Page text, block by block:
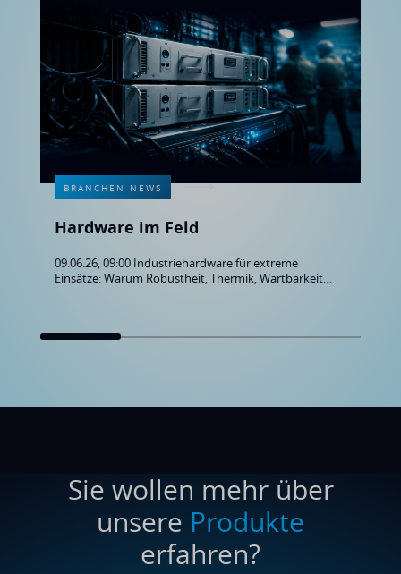
BRANCHEN NEWS
Hardware im Feld
09.06.26, 09:00 Industriehardware für extreme
Einsätze: Warum Robustheit, Thermik, Wartbarkeit
Sie wollen mehr über
unsere Produkte
erfahren?